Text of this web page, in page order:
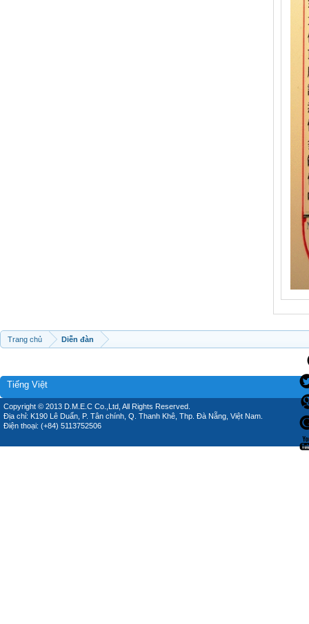
Trang chủ Diễn đàn
Tiếng Việt
Copyright © 2013 D.M.E.C Co.,Ltd, All Rights Reserved.
Địa chỉ: K190 Lê Duẩn, P. Tân chính, Q. Thanh Khê, Thp. Đà Nẵng, Việt Nam.
Điện thoại: (+84) 5113752506